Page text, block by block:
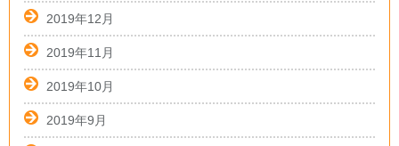
2019年12月
2019年11月
2019年10月
2019年9月